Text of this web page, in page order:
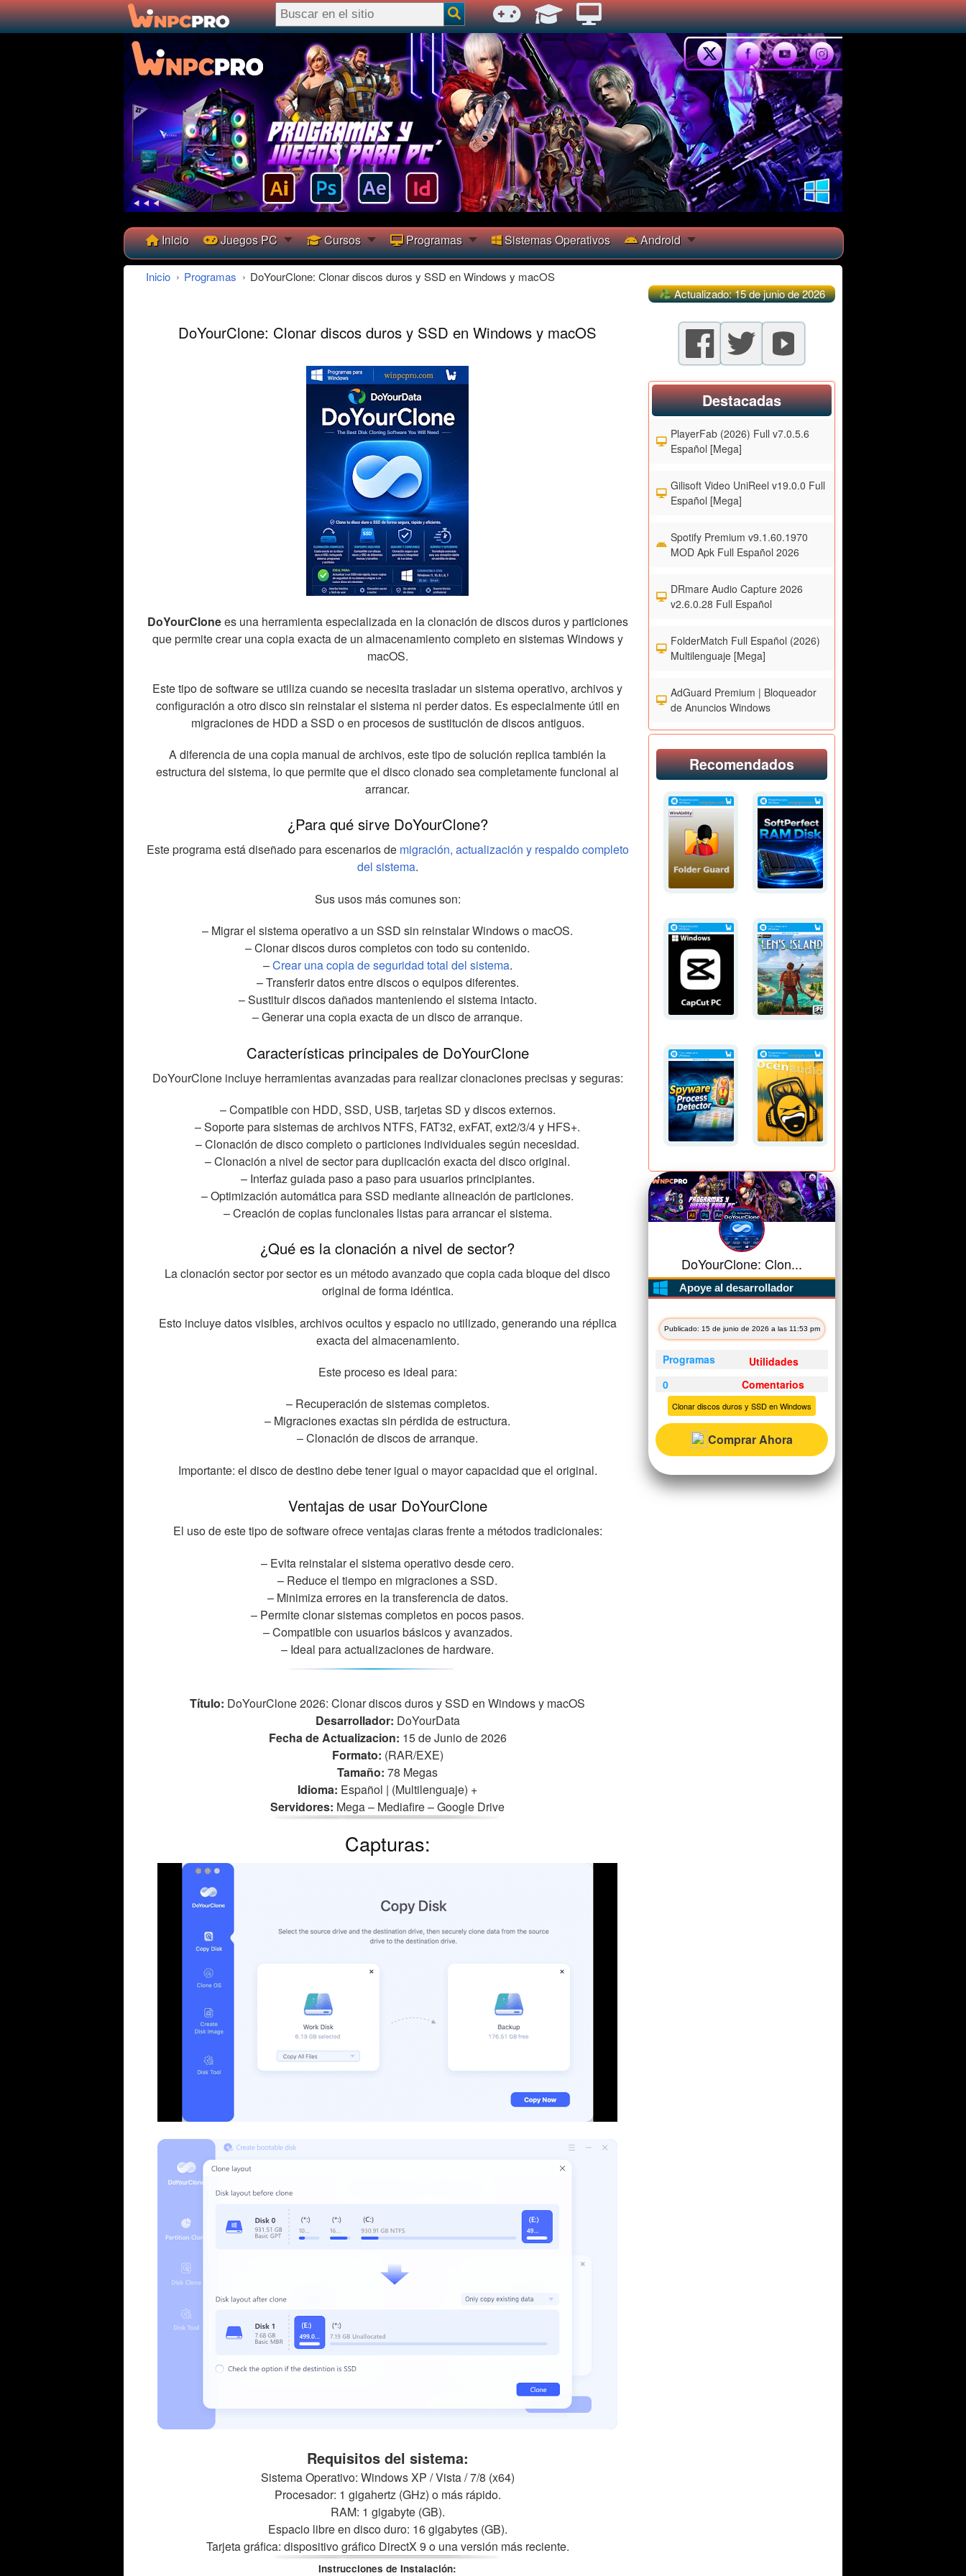
Inicio Juegos PC Cursos Programas Sistemas Operativos Android
Inicio › Programas › DoYourClone: Clonar discos duros y SSD en Windows y macOS
DoYourClone: Clonar discos duros y SSD en Windows y macOS
DoYourClonees una herramienta especializada en la clonación de discos duros y particiones
que permite crear una copia exacta de un almacenamiento completo en sistemas Windows y
macOS.
Este tipo de software se utiliza cuando se necesita trasladar un sistema operativo, archivos y
configuración a otro disco sin reinstalar el sistema ni perder datos. Es especialmente útil en
migraciones de HDD a SSD o en procesos de sustitución de discos antiguos.
A diferencia de una copia manual de archivos, este tipo de solución replica también la
estructura del sistema, lo que permite que el disco clonado sea completamente funcional al
arrancar.
¿Para qué sirve DoYourClone?
Este programa está diseñado para escenarios de migración, actualización y respaldo completo
del sistema.
Sus usos más comunes son:
– Migrar el sistema operativo a un SSD sin reinstalar Windows o macOS.
– Clonar discos duros completos con todo su contenido.
–Crear una copia de seguridad total del sistema.
– Transferir datos entre discos o equipos diferentes.
– Sustituir discos dañados manteniendo el sistema intacto.
– Generar una copia exacta de un disco de arranque.
Características principales de DoYourClone
DoYourCloneincluye herramientas avanzadas para realizar clonaciones precisas y seguras:
– Compatible con HDD, SSD, USB, tarjetas SD y discos externos.
– Soporte para sistemas de archivos NTFS, FAT32, exFAT, ext2/3/4 y HFS+.
– Clonación de disco completo o particiones individuales según necesidad.
– Clonación a nivel de sector para duplicación exacta del disco original.
– Interfaz guiada paso a paso para usuarios principiantes.
– Optimización automática para SSD mediante alineación de particiones.
– Creación de copias funcionales listas para arrancar el sistema.
¿Qué es la clonación a nivel de sector?
La clonación sector por sector es un método avanzado que copia cada bloque del disco
original de forma idéntica.
Esto incluye datos visibles, archivos ocultos y espacio no utilizado, generando una réplica
exacta del almacenamiento.
Este proceso es ideal para:
– Recuperación de sistemas completos.
– Migraciones exactas sin pérdida de estructura.
– Clonación de discos de arranque.
Importante: el disco de destino debe tener igual o mayor capacidad que el original.
Ventajas de usar DoYourClone
El uso de este tipo de software ofrece ventajas claras frente a métodos tradicionales:
– Evita reinstalar el sistema operativo desde cero.
– Reduce el tiempo en migraciones a SSD.
– Minimiza errores en la transferencia de datos.
– Permite clonar sistemas completos en pocos pasos.
– Compatible con usuarios básicos y avanzados.
– Ideal para actualizaciones de hardware.
Título: DoYourClone 2026: Clonar discos duros y SSD en Windows y macOS
Desarrollador: DoYourData
Fecha de Actualizacion: 15 de Junio de 2026
Formato: (RAR/EXE)
Tamaño: 78 Megas
Idioma: Español | (Multilenguaje) +
Servidores: Mega – Mediafire – Google Drive
Capturas:
Requisitos del sistema:
Sistema Operativo: Windows XP / Vista / 7/8 (x64)
Procesador: 1 gigahertz (GHz) o más rápido.
RAM: 1 gigabyte (GB).
Espacio libre en disco duro: 16 gigabytes (GB).
Tarjeta gráfica: dispositivo gráfico DirectX 9 o una versión más reciente.
Instrucciones de Instalación:
Actualizado: 15 de junio de 2026
Destacadas
PlayerFab (2026) Full v7.0.5.6
Español [Mega]
Gilisoft Video UniReel v19.0.0 Full
Español [Mega]
Spotify Premium v9.1.60.1970
MOD Apk Full Español 2026
DRmare Audio Capture 2026
v2.6.0.28 Full Español
FolderMatch Full Español (2026)
Multilenguaje [Mega]
AdGuard Premium | Bloqueador
de Anuncios Windows
Recomendados
DoYourClone: Clon...
Apoye al desarrollador
Publicado: 15 de junio de 2026 a las 11:53 pm
Programas
Utilidades
0
Comentarios
Clonar discos duros y SSD en Windows
Comprar Ahora